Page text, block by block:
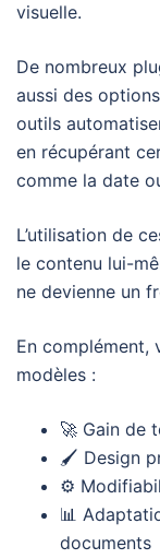
visuelle.
De nombreux
aussi des
outils
en récupérant
comme la date
L’utilisation de
le contenu lui-
ne devienne un
En complément,
modèles :
🚀 Gain de
🖌️ Design
⚙️
📊
documents